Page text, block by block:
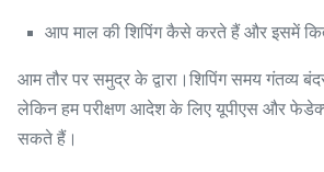
आप माल की शिपिंग कैसे करते हैं और इसमें
आम तौर पर समुद्र के द्वारा।शिपिंग समय गंतव्य
लेकिन हम परीक्षण आदेश के लिए यूपीएस और फेडेक्स
सकते हैं।